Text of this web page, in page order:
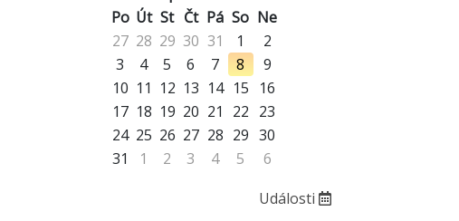
Po Út St Čt Pá So Ne
27 28 29 30 31 1
2
3
4 5 6 7 8
9
10 11 12 13 14 15
16
17 18 19 20 21 22 23
24 25 26 27 28 29 30
31
1 2 3 4 5 6
Události